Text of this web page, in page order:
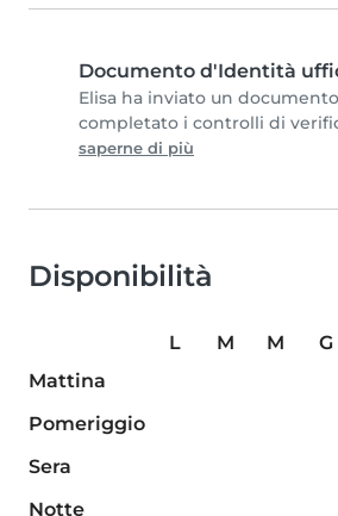
Documento d'Identità
Elisa ha inviato un
completato i controlli di
saperne di più
Disponibilità
L M M G
Mattina
Pomeriggio
Sera
Notte